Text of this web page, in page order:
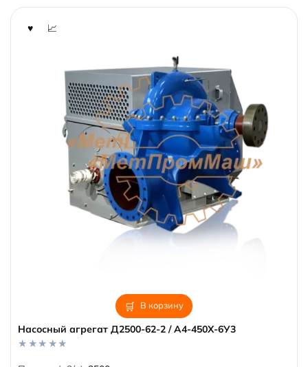
В корзину
Насосный агрегат Д2500-62-2 / А4-450Х-6У3
0